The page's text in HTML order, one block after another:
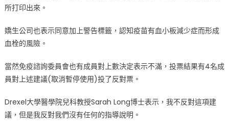
所打印出來。
嬌生公司也表示同意加上警告標籤，認知疫苗有血小板減少症而形成
血栓的風險。
當然免疫諮詢委員會也有成員對上數決定表示不滿，投票結果有4名成
員對上述建議(取消暫停使用)投了反對票。
Drexel大學醫學院兒科教授Sarah Long博士表示，我不反對這項建
議，但是我反對我們沒有任何的指導說明。